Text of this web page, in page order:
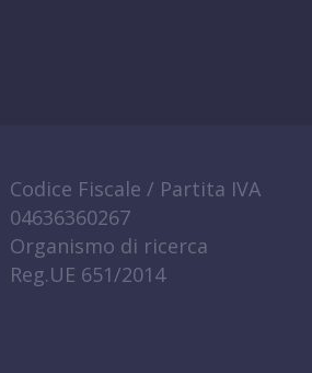
Codice Fiscale / Partita IVA
04636360267
Organismo di ricerca
Reg.UE 651/2014